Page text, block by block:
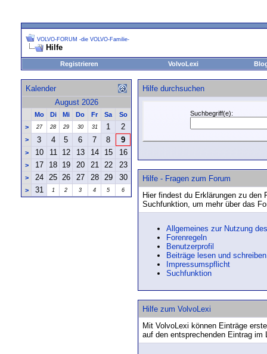
VOLVO-FORUM -die VOLVO-Familie-
Hilfe
Registrieren VolvoLexi
Kalender
August 2026
Mo Di Mi Do Fr Sa
So
>
27 28 29 30 31 1 2
> 3 4 5 6 7 8 9
> 10 11 12 13 14 15 16
> 17 18 19 20 21 22 23
> 24 25 26 27 28 29 30
> 31 1 2 3 4 5 6
Hilfe durchsuchen
Suchbegriff(e):
Hilfe - Fragen zum Forum
Hier findest du Erklärungen zu
Suchfunktion, um mehr über das
Allgemeines zur Nutzung
Forenregeln
Benutzerprofil
Beiträge lesen und schreiben
Impressumspflicht
Suchfunktion
Hilfe zum VolvoLexi
Mit VolvoLexi können Einträge
auf den entsprechenden Eintrag im